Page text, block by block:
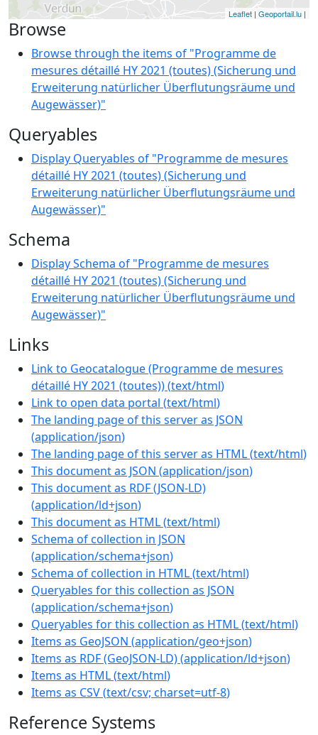
Leaflet | Geoportail.lu |
Browse
Browse through the items of "Programme de
mesures détaillé HY 2021 (toutes) (Sicherung und
Erweiterung natürlicher Überflutungsräume und
Augewässer)"
Queryables
Display Queryables of "Programme de mesures
détaillé HY 2021 (toutes) (Sicherung und
Erweiterung natürlicher Überflutungsräume und
Augewässer)"
Schema
Display Schema of "Programme de mesures
détaillé HY 2021 (toutes) (Sicherung und
Erweiterung natürlicher Überflutungsräume und
Augewässer)"
Links
Link to Geocatalogue (Programme de mesures
détaillé HY 2021 (toutes))(text/html)
Link to open data portal (text/html)
The landing page of this server as JSON
(application/json)
The landing page of this server as HTML(text/html)
This document as JSON (application/json)
This document as RDF (JSON-LD)
(application/ld+json)
This document as HTML(text/html)
Schema of collection in JSON
(application/schema+json)
Schema of collection in HTML(text/html)
Queryables for this collection as JSON
(application/schema+json)
Queryables for this collection as HTML(text/html)
Items as GeoJSON (application/geo+json)
Items as RDF (GeoJSON-LD)(application/ld+json)
Items as HTML(text/html)
Items as CSV(text/csv; charset=utf-8)
Reference Systems